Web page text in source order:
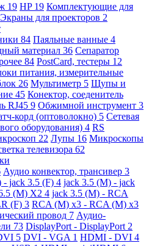
19 HP 19 Комплектующие для
Экраны для проекторов 2
84 Паяльные ванные 4
материал 36 Сепаратор
84 PostCard, тестеры 12
питания, измерительные
26 Мультиметр 5 Щупы и
45 Конектор, соеденитель
RJ45 9 Обжимной инструмент 3
корд (оптоволокно) 5 Сетевая
оборудования) 4 RS
22 Лупы 16 Микроскопы
телевизора 62
Аудио конвектор, трансивер 3
- jack 3.5 (F) 4 jack 3.5 (M) - jack
(M) X2 4 jack 3.5 (M) - RCA
(F) 3 RCA (M) x3 - RCA (M) x3
провод 7 Аудио-
73 DisplayPort - DisplayPort 2
5 DVI - VGA 1 HDMI - DVI 4